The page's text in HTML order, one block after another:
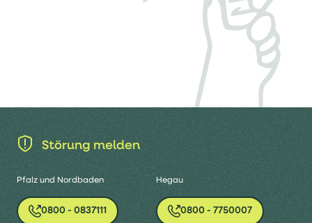
Störung melden
Pfalz und Nordbaden
0800 - 0837111
Hegau
0800 - 7750007